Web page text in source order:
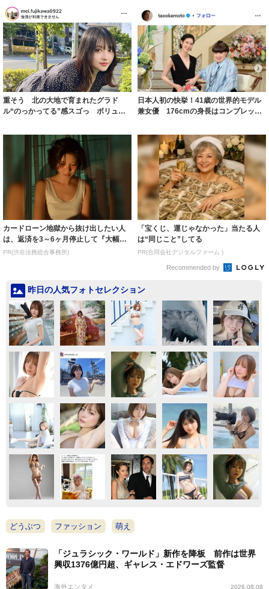
重そう 北の大地で育まれたグラド
ル“のっかってる”感スゴっ ボリュー
日本人初の快挙！41歳の世界的モデル
兼女優 176cmの身長はコンプレック
カードローン地獄から抜け出したい人
は、返済を3～6ヶ月停止して『大幅に
減額してか...
PR(渋谷法務総合事務所)
「宝くじ、運じゃなかった」当たる人
は“同じこと”してる
PR(合同会社デジタルファーム )
Recommended by
昨日の人気フォトセレクション
どうぶつ ファッション 萌え
「ジュラシック・ワールド」新作を降板 前作は世界
興収1376億円超、ギャレス・エドワーズ監督
海外エンタメ 2026.08.08